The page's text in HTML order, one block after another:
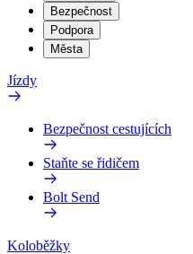
Bezpečnost
Podpora
Města
Jízdy
Bezpečnost cestujících
Staňte se řidičem
Bolt Send
Koloběžky